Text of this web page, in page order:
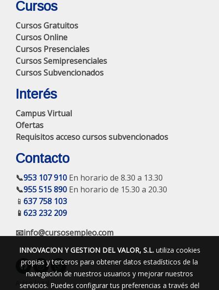
Cursos
Cursos Gratuitos
Cursos Online
Cursos Presenciales
Cursos Semipresenciales
Cursos Subvencionados
Interés
Campus Virtual
Ofertas
Requisitos acceso cursos subvencionados
Contacto
📞953 107 910 En horario de 8.30 a 13.30
📞955 515 890 En horario de 15.30 a 20.30
📱 637 758 103
📱 623 232 209
📧info@cursosempleo.com
Aviso legal
INNOVACION Y GESTION DEL VALOR, S.L.utiliza cookies
propias y terceros para obtener datos estadísticos de la
navegación de nuestros usuarios y mejorar nuestros
servicios. Puedes configurar tus preferencias a través del